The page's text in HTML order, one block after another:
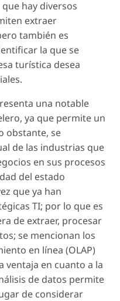
hay diversos
extraer
también es
la que se
turística desea
una notable
ya que permite un
obstante, se
de las industrias que
en sus procesos
del estado
que ya han
TI; por lo que es
de extraer, procesar
se mencionan los
en línea (OLAP)
ventaja en cuanto a la
de datos permite
de considerar